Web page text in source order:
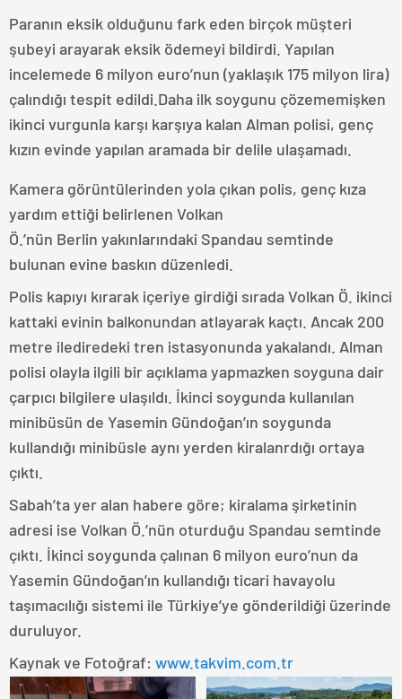
Paranın eksik olduğunu fark eden birçok müşteri
şubeyi arayarak eksik ödemeyi bildirdi. Yapılan
incelemede 6 milyon euro’nun (yaklaşık 175 milyon lira)
çalındığı tespit edildi.Daha ilk soygunu çözememişken
ikinci vurgunla karşı karşıya kalan Alman polisi, genç
kızın evinde yapılan aramada bir delile ulaşamadı.
Kamera görüntülerinden yola çıkan polis, genç kıza
yardım ettiği belirlenen Volkan
Ö.’nün Berlin yakınlarındaki Spandau semtinde
bulunan evine baskın düzenledi.
Polis kapıyı kırarak içeriye girdiği sırada Volkan Ö. ikinci
kattaki evinin balkonundan atlayarak kaçtı. Ancak 200
metre ilediredeki tren istasyonunda yakalandı. Alman
polisi olayla ilgili bir açıklama yapmazken soyguna dair
çarpıcı bilgilere ulaşıldı. İkinci soygunda kullanılan
minibüsün de Yasemin Gündoğan’ın soygunda
kullandığı minibüsle aynı yerden kiralanrdığı ortaya
çıktı.
Sabah’ta yer alan habere göre; kiralama şirketinin
adresi ise Volkan Ö.’nün oturduğu Spandau semtinde
çıktı. İkinci soygunda çalınan 6 milyon euro’nun da
Yasemin Gündoğan’ın kullandığı ticari havayolu
taşımacılığı sistemi ile Türkiye’ye gönderildiği üzerinde
duruluyor.
Kaynak ve Fotoğraf: www.takvim.com.tr